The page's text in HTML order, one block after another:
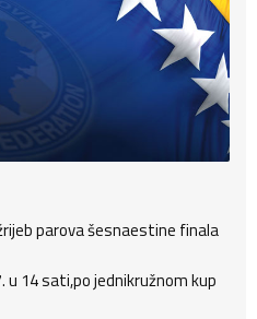
parova šesnaestine finala
u 14 sati,po jednikružnom kup